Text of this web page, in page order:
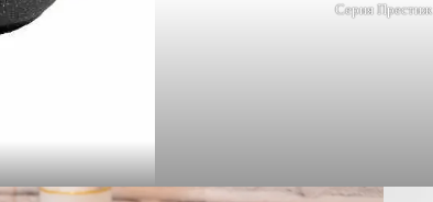
Серия Престиж